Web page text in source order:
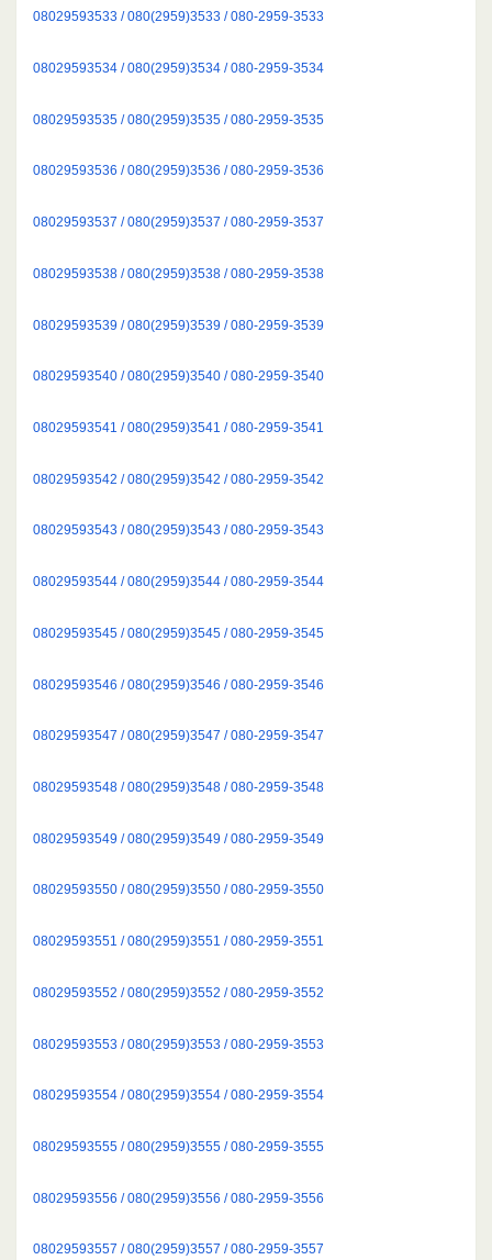
08029593533 / 080(2959)3533 / 080-2959-3533
08029593534 / 080(2959)3534 / 080-2959-3534
08029593535 / 080(2959)3535 / 080-2959-3535
08029593536 / 080(2959)3536 / 080-2959-3536
08029593537 / 080(2959)3537 / 080-2959-3537
08029593538 / 080(2959)3538 / 080-2959-3538
08029593539 / 080(2959)3539 / 080-2959-3539
08029593540 / 080(2959)3540 / 080-2959-3540
08029593541 / 080(2959)3541 / 080-2959-3541
08029593542 / 080(2959)3542 / 080-2959-3542
08029593543 / 080(2959)3543 / 080-2959-3543
08029593544 / 080(2959)3544 / 080-2959-3544
08029593545 / 080(2959)3545 / 080-2959-3545
08029593546 / 080(2959)3546 / 080-2959-3546
08029593547 / 080(2959)3547 / 080-2959-3547
08029593548 / 080(2959)3548 / 080-2959-3548
08029593549 / 080(2959)3549 / 080-2959-3549
08029593550 / 080(2959)3550 / 080-2959-3550
08029593551 / 080(2959)3551 / 080-2959-3551
08029593552 / 080(2959)3552 / 080-2959-3552
08029593553 / 080(2959)3553 / 080-2959-3553
08029593554 / 080(2959)3554 / 080-2959-3554
08029593555 / 080(2959)3555 / 080-2959-3555
08029593556 / 080(2959)3556 / 080-2959-3556
08029593557 / 080(2959)3557 / 080-2959-3557